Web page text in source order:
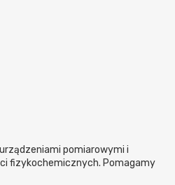
pomiarowymi i
fizykochemicznych. Pomagamy